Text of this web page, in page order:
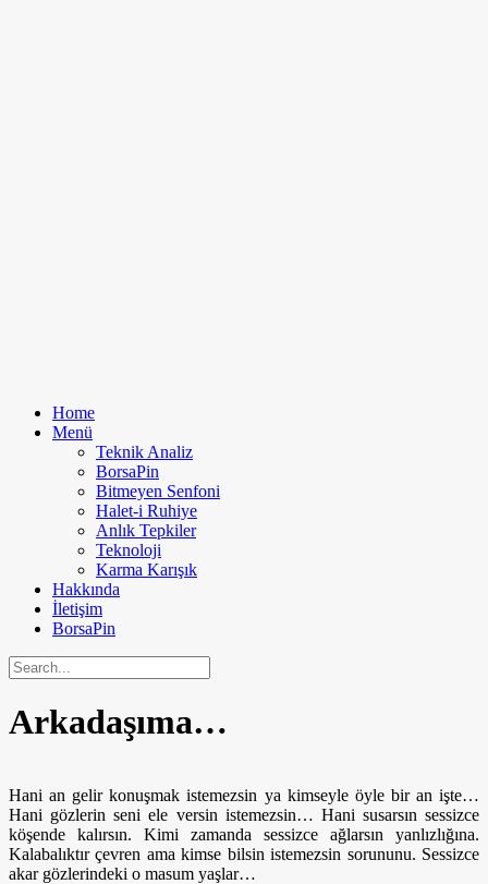
Home
Menü
Teknik Analiz
BorsaPin
Bitmeyen Senfoni
Halet-i Ruhiye
Anlık Tepkiler
Teknoloji
Karma Karışık
Hakkında
İletişim
BorsaPin
Arkadaşıma…
Hani an gelir konuşmak istemezsin ya kimseyle öyle bir an işte…
Hani gözlerin seni ele versin istemezsin… Hani susarsın sessizce
köşende kalırsın. Kimi zamanda sessizce ağlarsın yanlızlığına.
Kalabalıktır çevren ama kimse bilsin istemezsin sorununu. Sessizce
akar gözlerindeki o masum yaşlar…